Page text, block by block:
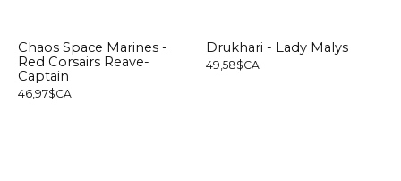
Chaos Space Marines -
Red Corsairs Reave-
Captain
46,97$CA
Drukhari - Lady Malys
49,58$CA